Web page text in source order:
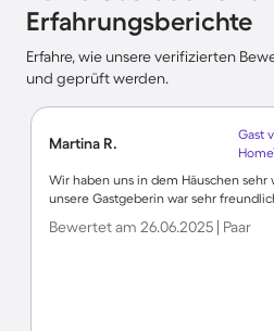
Erfahrungsberichte
Erfahre, wie unsere verifizierten
und geprüft werden.
Martina R.
Gast
Wir haben uns in dem Häuschen
unsere Gastgeberin war sehr
Bewertet am 26.06.2025 | Paar